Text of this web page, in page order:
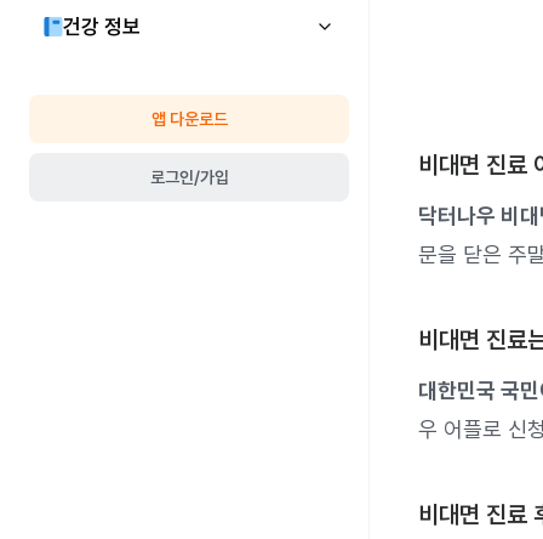
건강 정보
앱 다운로드
로그인/가입 비대면 진료
닥터나우 비
문을 닫은 주
비대면 진료
대한민국 국
우 어플로 신
비대면 진료